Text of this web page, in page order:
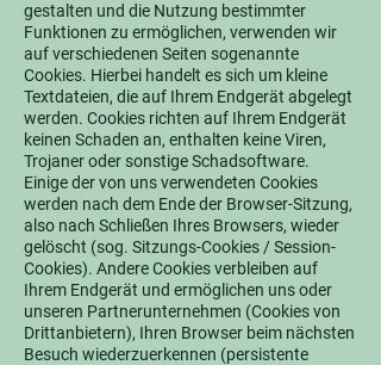
gestalten und die Nutzung bestimmter
Funktionen zu ermöglichen, verwenden wir
auf verschiedenen Seiten sogenannte
Cookies. Hierbei handelt es sich um kleine
Textdateien, die auf Ihrem Endgerät abgelegt
werden. Cookies richten auf Ihrem Endgerät
keinen Schaden an, enthalten keine Viren,
Trojaner oder sonstige Schadsoftware.
Einige der von uns verwendeten Cookies
werden nach dem Ende der Browser-Sitzung,
also nach Schließen Ihres Browsers, wieder
gelöscht (sog. Sitzungs-Cookies / Session-
Cookies). Andere Cookies verbleiben auf
Ihrem Endgerät und ermöglichen uns oder
unseren Partnerunternehmen (Cookies von
Drittanbietern), Ihren Browser beim nächsten
Besuch wiederzuerkennen (persistente